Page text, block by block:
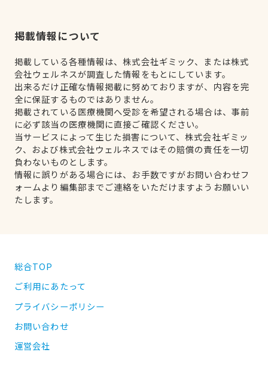
掲載情報について
掲載している各種情報は、株式会社ギミック、または株式
会社ウェルネスが調査した情報をもとにしています。
出来るだけ正確な情報掲載に努めておりますが、内容を完
全に保証するものではありません。
掲載されている医療機関へ受診を希望される場合は、事前
に必ず該当の医療機関に直接ご確認ください。
当サービスによって生じた損害について、株式会社ギミッ
ク、および株式会社ウェルネスではその賠償の責任を一切
負わないものとします。
情報に誤りがある場合には、お手数ですがお問い合わせフ
ォームより編集部までご連絡をいただけますようお願いい
たします。
総合TOP
ご利用にあたって
プライバシーポリシー
お問い合わせ
運営会社